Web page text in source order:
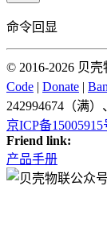
命令回显
© 2016-2026 贝壳
Code | Donate |
242994674（满）
京ICP备15005915
Friend link:
产品手册